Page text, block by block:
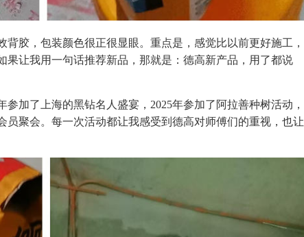
胶，包装颜色很正很显眼。重点是，感觉比以前更好施工，
果让我用一句话推荐新品，那就是：德高新产品，用了都说
加了上海的黑钻名人盛宴，2025年参加了阿拉善种树活动，
聚会。每一次活动都让我感受到德高对师傅们的重视，也让